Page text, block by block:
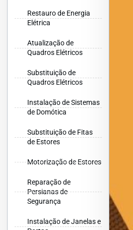
Restauro de Energia
Elétrica
Atualização de
Quadros Elétricos
Substituição de
Quadros Elétricos
Instalação de Sistemas
de Domótica
Substituição de Fitas
de Estores
Motorização de Estores
Reparação de
Persianas de
Segurança
Instalação de Janelas e